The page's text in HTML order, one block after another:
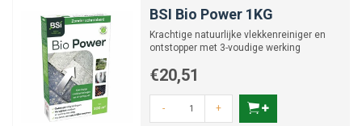
BSI Bio Power 1KG
Krachtige natuurlijke vlekkenreiniger en
ontstopper met 3-voudige werking
€20,51
- +